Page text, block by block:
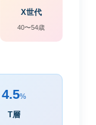
X世代
40〜54歳
4.5%
T層